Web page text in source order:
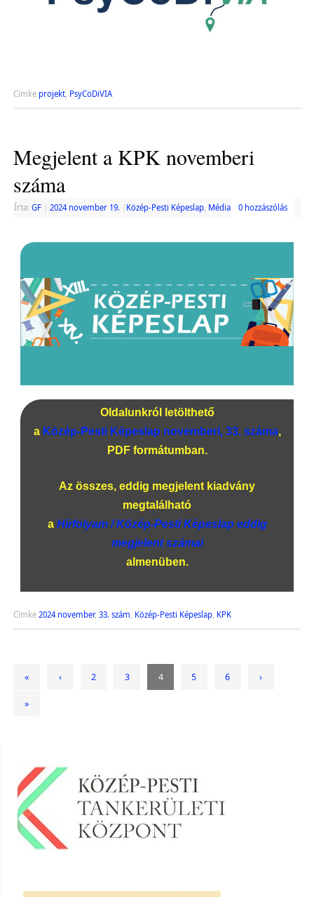
Címke projekt, PsyCoDiVIA
Megjelent a KPK novemberi
száma
Írta: GF 2024 november 19. Közép-Pesti Képeslap, Média 0 hozzászólás
Oldalunkról letölthető
a Közép-Pesti Képeslap novemberi, 33. száma,
PDF formátumban.
Az összes, eddig megjelent kiadvány
megtalálható
a Hírfolyam / Közép-Pesti Képeslap eddig
megjelent számai
almenüben.
Címke 2024 november, 33. szám Közép-Pesti Képeslap, KPK
« ‹ 2 3 4 5 6 ›
»